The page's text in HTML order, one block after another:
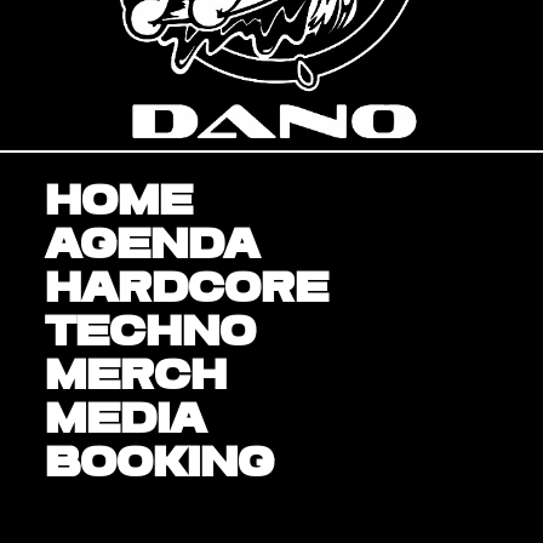
Home
Agenda
Hardcore
Techno
Merch
Media
BOOKING